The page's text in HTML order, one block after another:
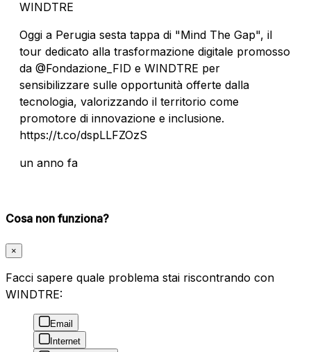
WINDTRE
Oggi a Perugia sesta tappa di "Mind The Gap", il
tour dedicato alla trasformazione digitale promosso
da @Fondazione_FID e WINDTRE per
sensibilizzare sulle opportunità offerte dalla
tecnologia, valorizzando il territorio come
promotore di innovazione e inclusione.
https://t.co/dspLLFZOzS
un anno fa
Cosa non funziona?
×
Facci sapere quale problema stai riscontrando con
WINDTRE:
Email
Internet